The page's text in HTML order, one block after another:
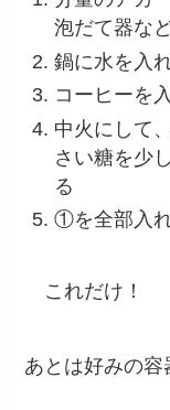
泡だて器な
鍋に水を入
コーヒーを
中火にして
さい糖を少
る
①を全部入
これだけ！
あとは好みの容